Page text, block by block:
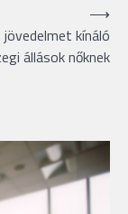
kínáló
állások nőknek
⟶